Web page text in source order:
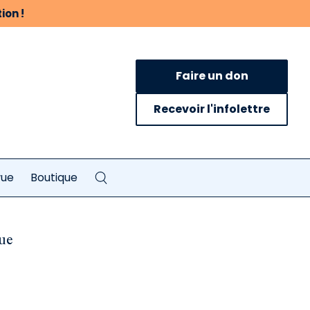
!
Faire un don
Recevoir l'infolettre
Boutique